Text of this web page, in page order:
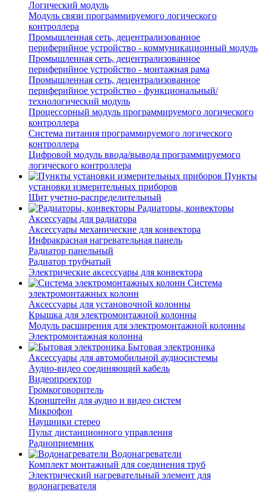
Логический модуль
Модуль связи программируемого логического
контроллера
Промышленная сеть, децентрализованное
периферийное устройство - коммуникационный модуль
Промышленная сеть, децентрализованное
периферийное устройство - монтажная рама
Промышленная сеть, децентрализованное
периферийное устройство - функциональный/
технологический модуль
Процессорный модуль программируемого логического
контроллера
Система питания программируемого логического
контроллера
Цифровой модуль ввода/вывода программируемого
логического контроллера
Пункты
установки измерительных приборов
Щит учетно-распределительный
Радиаторы, конвекторы
Аксессуары для радиатора
Аксессуары механические для конвектора
Инфракрасная нагревательная панель
Радиатор панельный
Радиатор трубчатый
Электрические аксессуары для конвектора
Система
электромонтажных колонн
Аксессуары для установочной колонны
Крышка для электромонтажной колонны
Модуль расширения для электромонтажной колонны
Электромонтажная колонна
Бытовая электроника
Аксессуары для автомобильной аудиосистемы
Аудио-видео соединяющий кабель
Видеопроектор
Громкоговоритель
Кронштейн для аудио и видео систем
Микрофон
Наушники стерео
Пульт дистанционного управления
Радиоприемник
Водонагреватели
Комплект монтажный для соединения труб
Электрический нагревательный элемент для
водонагревателя